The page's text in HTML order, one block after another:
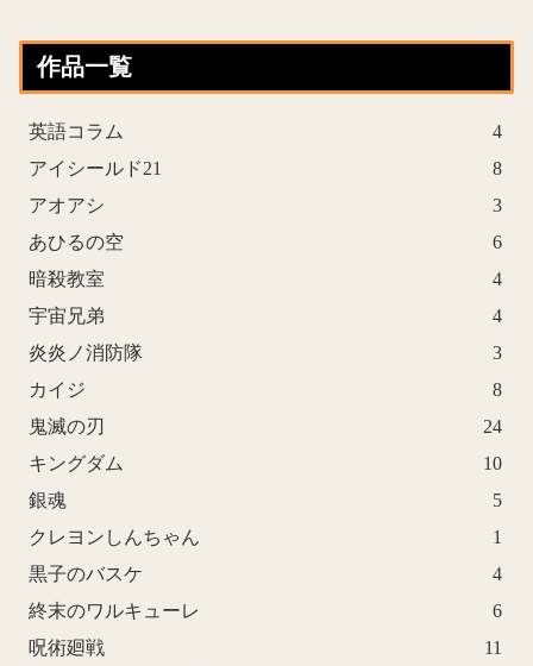
作品一覧
英語コラム
4
アイシールド21
8
アオアシ
3
あひるの空
6
暗殺教室
4
宇宙兄弟
4
炎炎ノ消防隊
3
カイジ
8
鬼滅の刃
24
キングダム
10
銀魂
5
クレヨンしんちゃん
1
黒子のバスケ
4
終末のワルキューレ
6
呪術廻戦
11